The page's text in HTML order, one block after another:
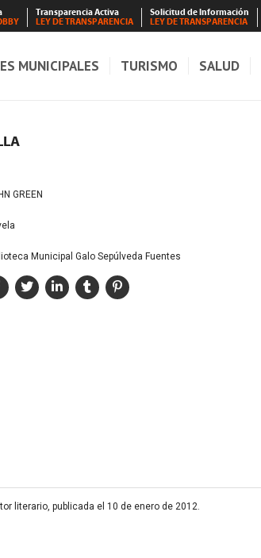
Transparencia Activa
LEY DE TRANSPARENCIA
Solicitud de Información
LEY DE TRANSPARENCIA
MUNICIPALES TURISMO SALUD
GREEN
Municipal Galo Sepúlveda Fuentes
literario, publicada el 10 de enero de 2012.